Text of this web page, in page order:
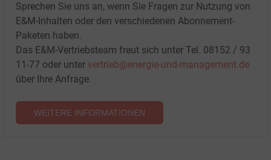
Sprechen Sie uns an, wenn Sie Fragen zur Nutzung von
E&M-Inhalten oder den verschiedenen Abonnement-
Paketen haben.
Das E&M-Vertriebsteam freut sich unter Tel. 08152 / 93
11-77 oder unter vertrieb@energie-und-management.de
über Ihre Anfrage.
WEITERE INFORMATIONEN